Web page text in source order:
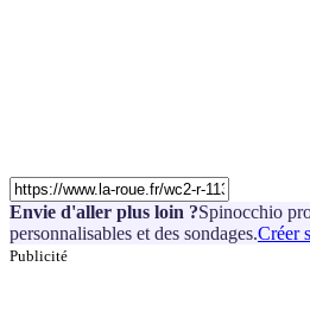
Envie d'aller plus loin ?Spinocchio
personnalisables et des sondages.Créer
Publicité